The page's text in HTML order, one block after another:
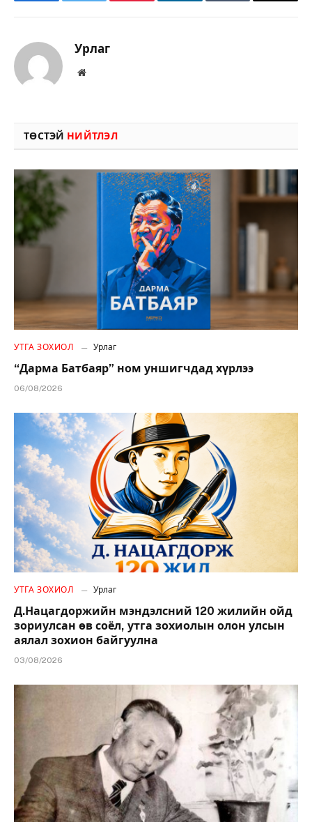
Урлаг
Вэбсайт
ТӨСТЭЙ НИЙТЛЭЛ
УТГА ЗОХИОЛ Урлаг
“Дарма Батбаяр” ном уншигчдад хүрлээ
06/08/2026
УТГА ЗОХИОЛ Урлаг
Д.Нацагдоржийн мэндэлсний 120 жилийн ойд
зориулсан өв соёл, утга зохиолын олон улсын
аялал зохион байгуулна
03/08/2026